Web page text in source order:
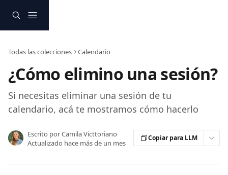
Todas las colecciones Calendario
¿Cómo elimino una sesión?
Si necesitas eliminar una sesión de tu
calendario, acá te mostramos cómo hacerlo
Escrito porCamila Victtoriano
Actualizado hace más de un mes
Copiar para LLM